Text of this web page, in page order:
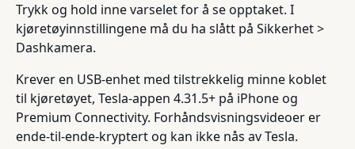
Trykk og hold inne varselet for å se opptaket. I
kjøretøyinnstillingene må du ha slått på Sikkerhet >
Dashkamera.
Krever en USB-enhet med tilstrekkelig minne koblet
til kjøretøyet, Tesla-appen 4.31.5+ på iPhone og
Premium Connectivity. Forhåndsvisningsvideoer er
ende-til-ende-kryptert og kan ikke nås av Tesla.